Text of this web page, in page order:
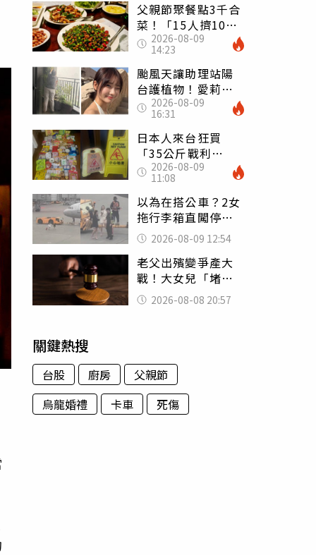
父親節聚餐點3千合
菜！「15人擠10人
桌」她餓到崩潰
網傻眼：讓店家看
笑話
2026-08-09
14:23
颱風天讓助理站陽
台護植物！愛莉莎
莎挨轟 笑回：他
不會被吹出去
2026-08-09
16:31
日本人來台狂買
「35公斤戰利
品」 連拜拜用紅
盤、「小心地滑」
告示牌也帶回家
2026-08-09
11:08
以為在搭公車？2女
拖行李箱直闖停機
坪「揮手攔機」
荒謬影片曝網傻眼
2026-08-09 12:54
老父出殯變爭產大
戰！大女兒「堵門
鎖靈堂」討千萬
法院判決出爐
2026-08-08 20:57
關鍵熱搜
台股 廚房
父親節
烏龍婚禮
卡車 死傷